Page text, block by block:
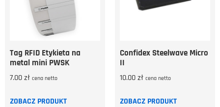
Tag RFID Etykieta na
metal mini PWSK
7.00zł cena netto
ZOBACZ PRODUKT
Confidex Steelwave Micro
II
10.00zł cena netto
ZOBACZ PRODUKT